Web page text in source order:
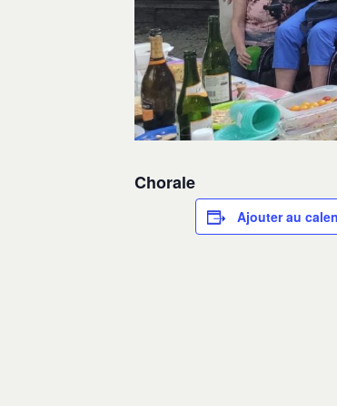
Chorale
Ajouter au